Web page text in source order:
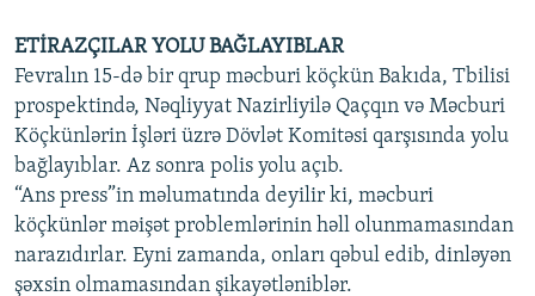
ETİRAZÇILAR YOLU BAĞLAYIBLAR
Fevralın 15-də bir qrup məcburi köçkün Bakıda, Tbilisi
prospektində, Nəqliyyat Nazirliyilə Qaçqın və Məcburi
Köçkünlərin İşləri üzrə Dövlət Komitəsi qarşısında yolu
bağlayıblar. Az sonra polis yolu açıb.
“Ans press”in məlumatında deyilir ki, məcburi
köçkünlər məişət problemlərinin həll olunmamasından
narazıdırlar. Eyni zamanda, onları qəbul edib, dinləyən
şəxsin olmamasından şikayətləniblər.